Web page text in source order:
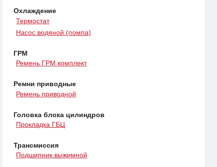
Охлаждение
Термостат
Насос водяной (помпа)
ГРМ
Ремень ГРМ комплект
Ремни приводные
Ремень приводной
Головка блока цилиндров
Прокладка ГБЦ
Трансмиссия
Подшипник выжимной